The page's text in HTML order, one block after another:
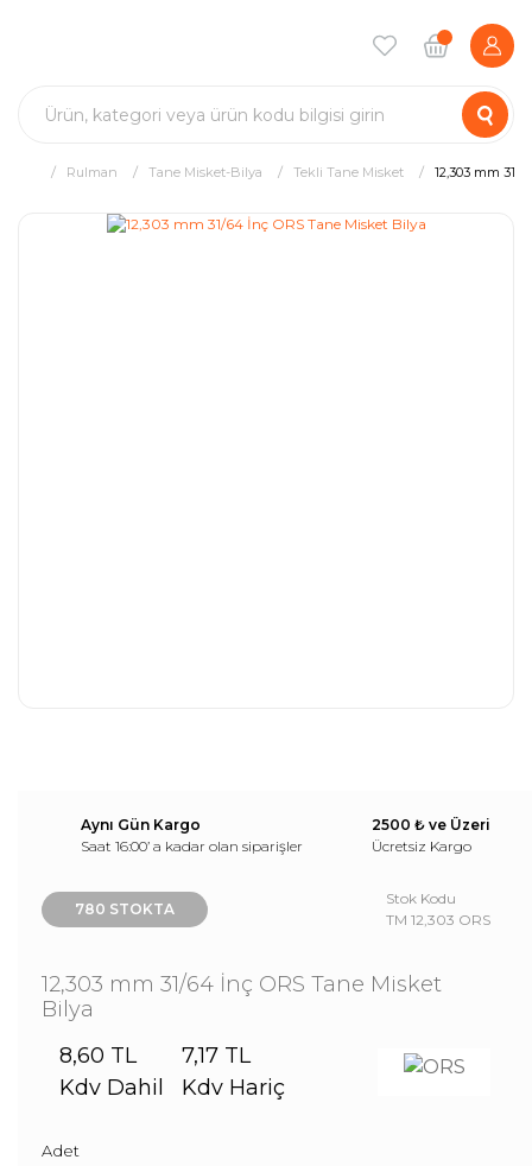
Rulman Tane Misket-Bilya Tekli Tane Misket 12,303 mm 31/
Aynı Gün Kargo
Saat 16:00’ a kadar olan siparişler
2500 ₺ ve Üzeri
Ücretsiz Kargo
780 STOKTA
Stok Kodu
TM 12,303 ORS
12,303 mm 31/64 İnç ORS Tane Misket
Bilya
8,60 TL
Kdv Dahil
7,17 TL
Kdv Hariç
Adet